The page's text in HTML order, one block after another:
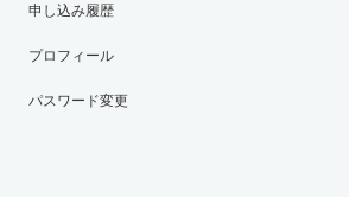
申し込み履歴
プロフィール
パスワード変更